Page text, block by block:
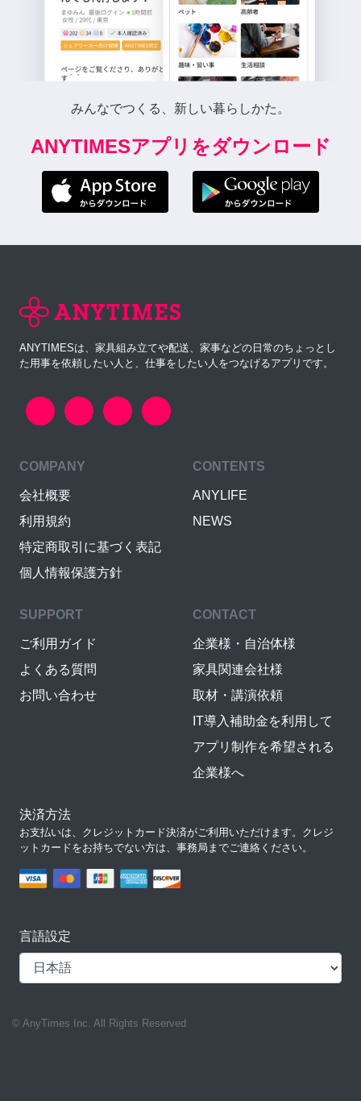
みんなでつくる、新しい暮らしかた。
ANYTIMESアプリをダウンロード
ANYTIMESは、家具組み立てや配送、家事などの日常のちょっとし
た用事を依頼したい人と、仕事をしたい人をつなげるアプリです。
COMPANY
会社概要
利用規約
特定商取引に基づく表記
個人情報保護方針
CONTENTS
ANYLIFE
NEWS
SUPPORT
ご利用ガイド
よくある質問
お問い合わせ
CONTACT
企業様・自治体様
家具関連会社様
取材・講演依頼
IT導入補助金を利用して
アプリ制作を希望される
企業様へ
決済方法
お支払いは、クレジットカード決済がご利用いただけます。クレジ
ットカードをお持ちでない方は、事務局までご連絡ください。
言語設定
© AnyTimes Inc. All Rights Reserved